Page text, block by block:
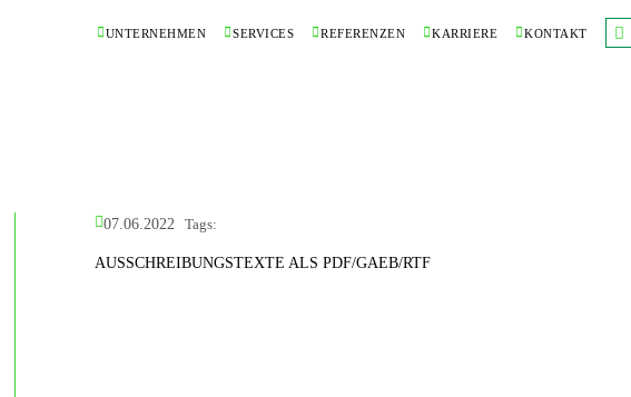
UNTERNEHMEN SERVICES REFERENZEN KARRIERE KONTAKT
07.06.2022 Tags:
AUSSCHREIBUNGSTEXTE ALS PDF/GAEB/RTF